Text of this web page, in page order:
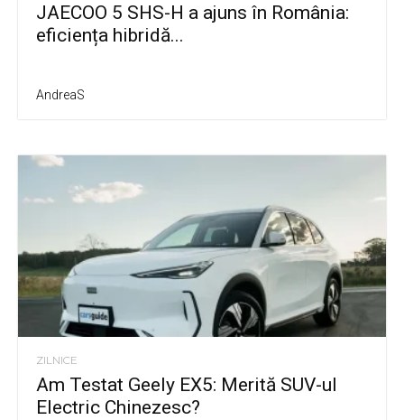
JAECOO 5 SHS-H a ajuns în România:
eficiența hibridă...
AndreaS
ZILNICE
Am Testat Geely EX5: Merită SUV-ul
Electric Chinezesc?